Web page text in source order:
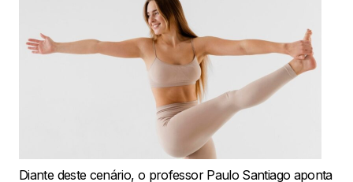
Diante deste cenário, o professor Paulo Santiago aponta